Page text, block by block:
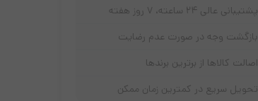
پشتیبانی عالی ۲۴ ساعته، ۷ روز هفته
بازگشت وجه در صورت عدم رضایت
اصالت کالاها از برترین برندها
تحویل سریع در کمترین زمان ممکن